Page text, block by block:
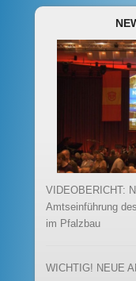
VIDEOBERICHT:
Amtseinführung
im Pfalzbau
WICHTIG! NEUE